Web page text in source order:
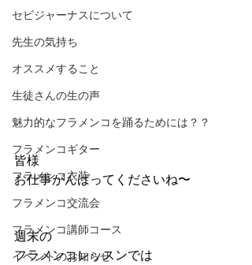
セビジャーナスについて
先生の気持ち
オススメすること
生徒さんの生の声
魅力的なフラメンコを踊るためには？？
フラメンコギター
フラメンコ衣装
フラメンコ交流会
フラメンコ講師コース
イベントのお知らせ
皆様
お仕事がんばってくださいね〜
週末の
フラメンコレッスンでは